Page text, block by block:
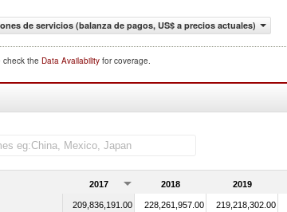
de servicios (balanza de pagos, US$ a precios actuales)
check the Data Availability for coverage.
2017 2018 2019
209,836,191.00 228,261,957.00 219,218,302.00